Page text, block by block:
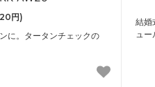
円)
に。タータンチェックの
結婚
ュー